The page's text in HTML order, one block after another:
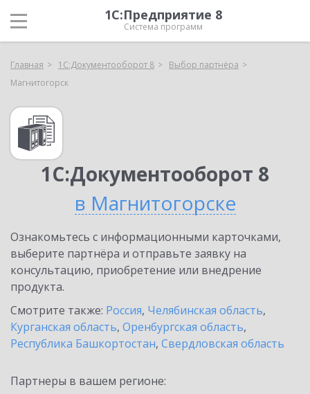
1С:Предприятие 8
Система программ
Главная 1С:Документооборот 8
Выбор партнёра
Магнитогорск
1С:Документооборот 8
в Магнитогорске
Ознакомьтесь с информационными карточками,
выберите партнёра и отправьте заявку на
консультацию, приобретение или внедрение
продукта.
Смотрите также: Россия, Челябинская область,
Курганская область, Оренбургская область,
Республика Башкортостан, Свердловская область
Партнеры в вашем регионе: